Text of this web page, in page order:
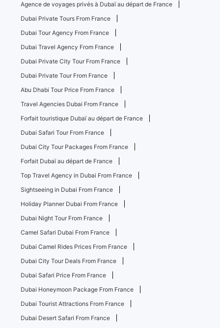
Agence de voyages privés à Dubaï au départ de France
Dubai Private Tours From France
Dubai Tour Agency From France
Dubai Travel Agency From France
Dubai Private City Tour From France
Dubai Private Tour From France
Abu Dhabi Tour Price From France
Travel Agencies Dubai From France
Forfait touristique Dubaï au départ de France
Dubai Safari Tour From France
Dubai City Tour Packages From France
Forfait Dubaï au départ de France
Top Travel Agency in Dubai From France
Sightseeing in Dubai From France
Holiday Planner Dubai From France
Dubai Night Tour From France
Camel Safari Dubai From France
Dubai Camel Rides Prices From France
Dubai City Tour Deals From France
Dubai Safari Price From France
Dubai Honeymoon Package From France
Dubai Tourist Attractions From France
Dubai Desert Safari From France